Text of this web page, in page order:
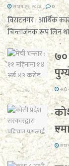
साउन २२, २०८३ 0
विराटनगर : आर्थिक
चिन्ताजनक रूप लिन
७०